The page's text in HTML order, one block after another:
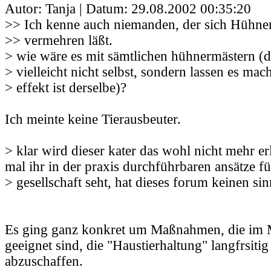
Autor: Tanja | Datum: 29.08.2002 00:35:20
>> Ich kenne auch niemanden, der sich
>> vermehren läßt.
> wie wäre es mit sämtlichen hühnermästern
> vielleicht nicht selbst, sondern lassen es
> effekt ist derselbe)?
Ich meinte keine Tierausbeuter.
> klar wird dieser kater das wohl nicht mehr
mal ihr in der praxis durchführbaren ansätze
> gesellschaft seht, hat dieses forum keinen
Es ging ganz konkret um Maßnahmen, die im
geeignet sind, die "Haustierhaltung" langfrsitig
abzuschaffen.